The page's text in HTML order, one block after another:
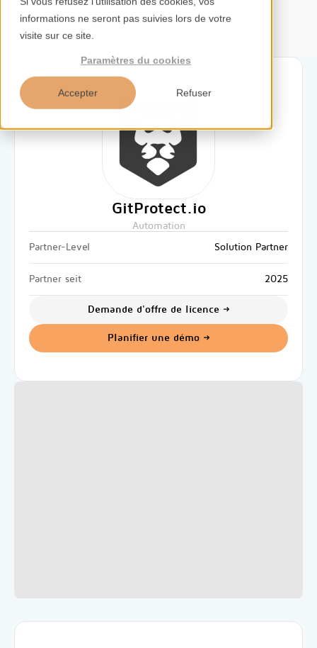
informations ne seront pas suivies lors de votre
visite sur ce site.
Paramètres du cookies
Accepter Refuser
Accueil
Aperçus
À propos de nous
FR
GitProtect.io
Automation
Partner-Level
Solution Partner
Partner seit 2025
Demande d'offre de licence
Planifier une démo